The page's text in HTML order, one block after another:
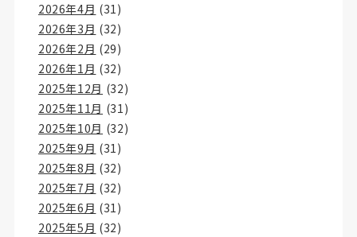
2026年4月 (31)
2026年3月 (32)
2026年2月 (29)
2026年1月 (32)
2025年12月 (32)
2025年11月 (31)
2025年10月 (32)
2025年9月 (31)
2025年8月 (32)
2025年7月 (32)
2025年6月 (31)
2025年5月 (32)